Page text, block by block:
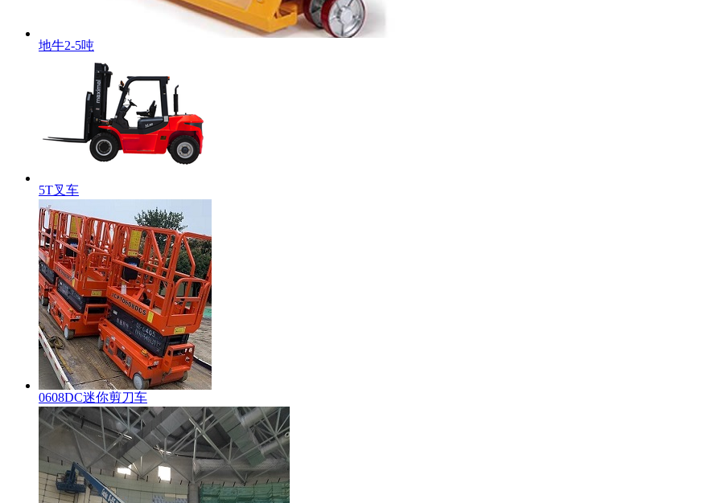
地牛2-5吨
5T叉车
0608DC迷你剪刀车